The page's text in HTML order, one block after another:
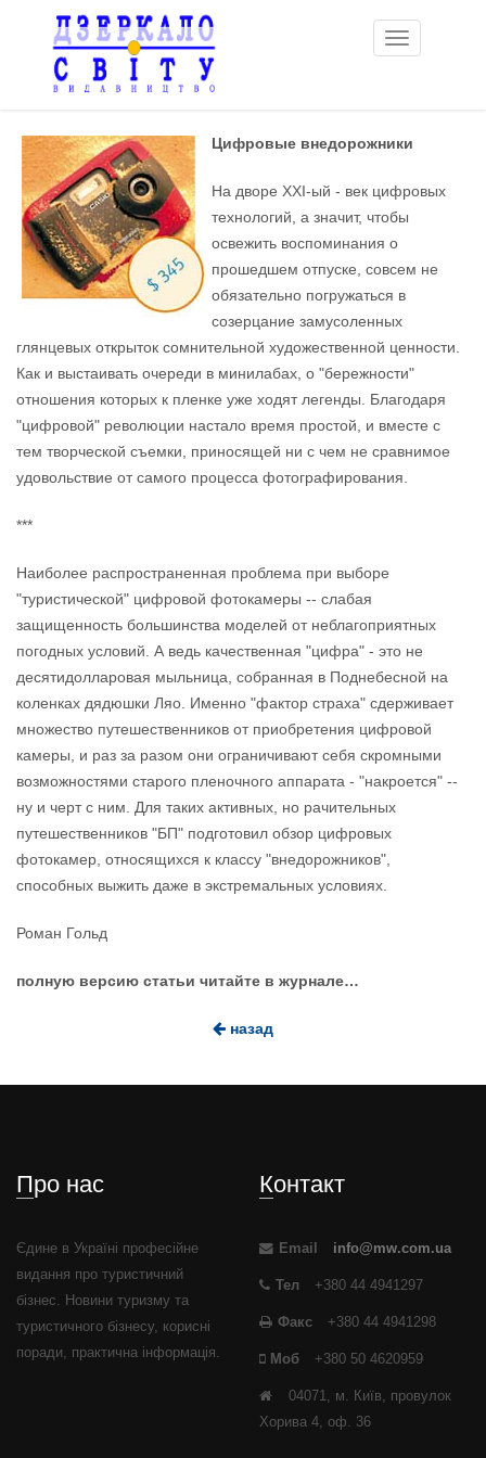
Toggle
navigation
Цифровые внедорожники
На дворе ХХI-ый - век цифровых
технологий, а значит, чтобы
освежить воспоминания о
прошедшем отпуске, совсем не
обязательно погружаться в
созерцание замусоленных
глянцевых открыток сомнительной художественной ценности.
Как и выстаивать очереди в минилабах, о "бережности"
отношения которых к пленке уже ходят легенды. Благодаря
"цифровой" революции настало время простой, и вместе с
тем творческой съемки, приносящей ни с чем не сравнимое
удовольствие от самого процесса фотографирования.
***
Наиболее распространенная проблема при выборе
"туристической" цифровой фотокамеры -- слабая
защищенность большинства моделей от неблагоприятных
погодных условий. А ведь качественная "цифра" - это не
десятидолларовая мыльница, собранная в Поднебесной на
коленках дядюшки Ляо. Именно "фактор страха" сдерживает
множество путешественников от приобретения цифровой
камеры, и раз за разом они ограничивают себя скромными
возможностями старого пленочного аппарата - "накроется" --
ну и черт с ним. Для таких активных, но рачительных
путешественников "БП" подготовил обзор цифровых
фотокамер, относящихся к классу "внедорожников",
способных выжить даже в экстремальных условиях.
Роман Гольд
полную версию статьи читайте в журнале…
назад
Про нас
Єдине в Україні професійне
видання про туристичний
бізнес. Новини туризму та
туристичного бізнесу, корисні
поради, практична інформація.
Контакт
Email info@mw.com.ua
Тел +380 44 4941297
Факс +380 44 4941298
Моб +380 50 4620959
04071, м. Київ, провулок
Хорива 4, оф. 36